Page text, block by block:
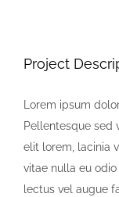
Project
Lorem ipsum
Pellentesque sed
elit lorem, lacinia
vitae nulla eu
lectus vel augue